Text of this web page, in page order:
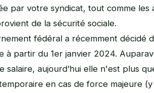
par votre syndicat, tout comme les
de la sécurité sociale.
fédéral a récemment décidé
à partir du 1er janvier 2024.
salaire, aujourd’hui elle n'est plus
en cas de force majeure